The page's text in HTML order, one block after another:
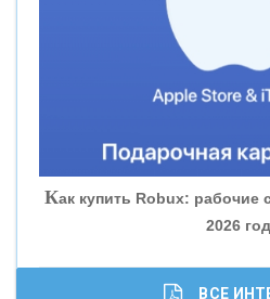
«БАНК ГЛОБЭКС»
«СОВКОМБАНК»
«ГАЗПРОМБАНК»
Как купить Robux: рабочие
2026
ВСЕ